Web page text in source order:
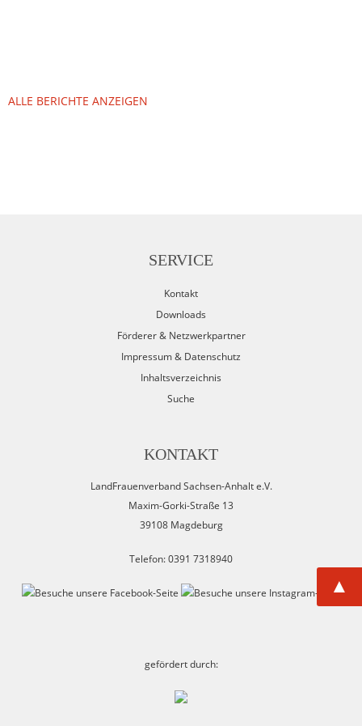
ALLE BERICHTE ANZEIGEN
SERVICE
Kontakt
Downloads
Förderer & Netzwerkpartner
Impressum & Datenschutz
Inhaltsverzeichnis
Suche
KONTAKT
LandFrauenverband Sachsen-Anhalt e.V.
Maxim-Gorki-Straße 13
39108 Magdeburg
Telefon: 0391 7318940
gefördert durch:
▲